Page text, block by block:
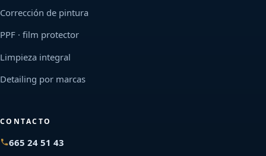
Corrección de pintura
PPF · film protector
Limpieza integral
Detailing por marcas
CONTACTO
665 24 51 43